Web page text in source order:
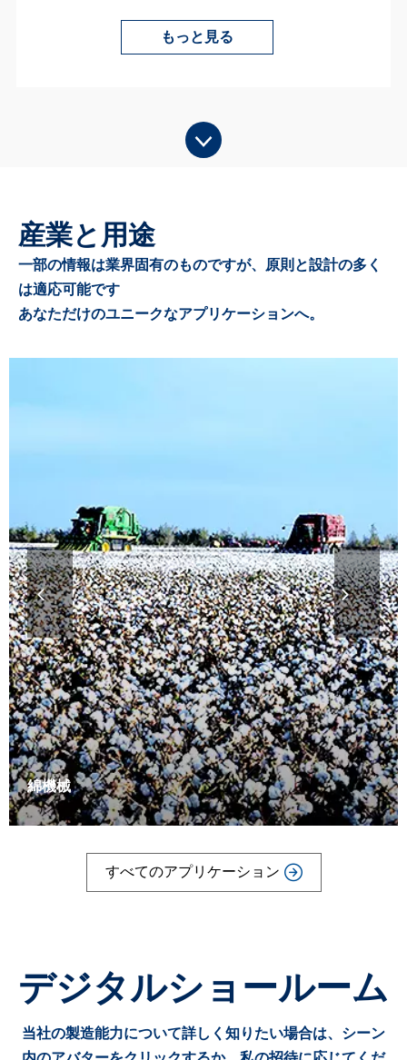
穴などの複数の形式で分布できます。 。
もっと見る
産業と用途
一部の情報は業界固有のものですが、原則と設計の多く
は適応可能です
あなただけのユニークなアプリケーションへ。
綿機械
すべてのアプリケーション
デジタルショールーム
当社の製造能力について詳しく知りたい場合は、シーン